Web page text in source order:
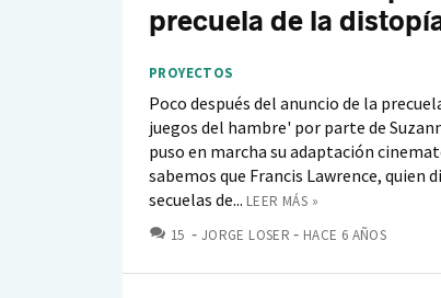
precuela de la
PROYECTOS
Poco después del anuncio de la
juegos del hambre' por parte de
puso en marcha su adaptación
sabemos que Francis Lawrence, quien
secuelas de... LEER MÁS »
15 COMENTARIOS
JORGE LOSER HACE 6 AÑOS